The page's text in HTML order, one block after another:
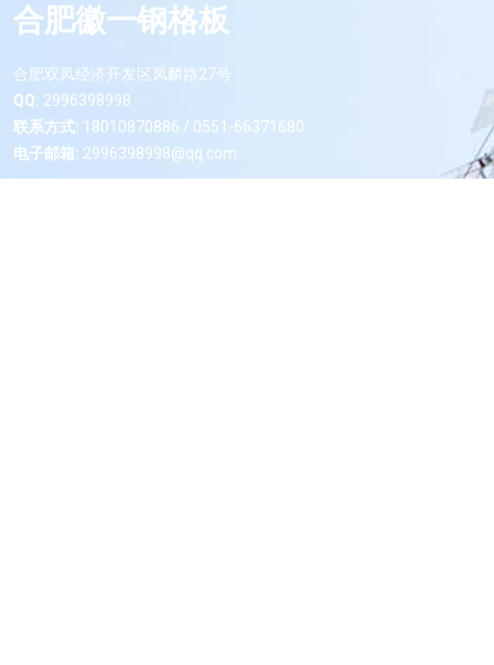
合肥徽一钢格板
合肥双凤经济开发区凤麟路27号
QQ: 2996398998
联系方式: 18010870886 / 0551-66371680
电子邮箱: 2996398998@qq.com